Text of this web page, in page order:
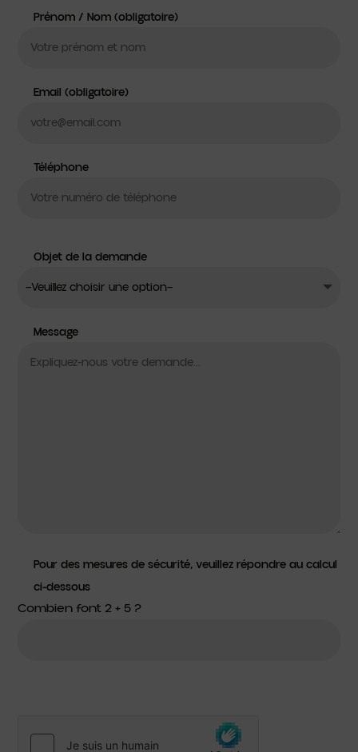
Prénom / Nom (obligatoire)
Email (obligatoire)
Téléphone
l\'entreprise
Objet de la demande
Message
Pour des mesures de sécurité, veuillez répondre au calcul
ci-dessous
Combien font 2 + 5 ?